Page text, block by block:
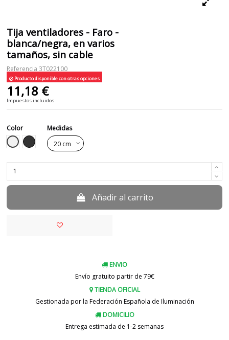
Tija ventiladores - Faro -
blanca/negra, en varios
tamaños, sin cable
Referencia 3T022100
Producto disponible con otras opciones
11,18 €
Impuestos incluidos
Color
Blanco Negro
Medidas
Añadir al carrito
ENVIO
Envío gratuito partir de 79€
TIENDA OFICIAL
Gestionada por la Federación Española de Iluminación
DOMICILIO
Entrega estimada de 1-2 semanas